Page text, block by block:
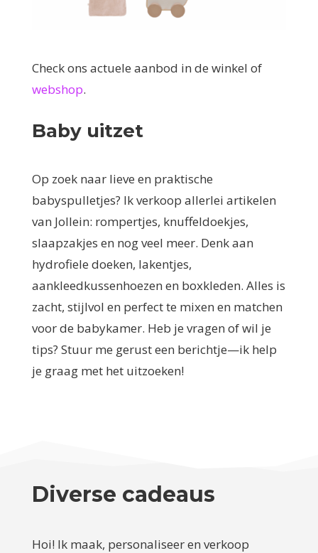
Check ons actuele aanbod in de winkel of
webshop.
Baby uitzet
Op zoek naar lieve en praktische
babyspulletjes? Ik verkoop allerlei artikelen
van Jollein: rompertjes, knuffeldoekjes,
slaapzakjes en nog veel meer. Denk aan
hydrofiele doeken, lakentjes,
aankleedkussenhoezen en boxkleden. Alles is
zacht, stijlvol en perfect te mixen en matchen
voor de babykamer. Heb je vragen of wil je
tips? Stuur me gerust een berichtje—ik help
je graag met het uitzoeken!
Diverse cadeaus
Hoi! Ik maak, personaliseer en verkoop